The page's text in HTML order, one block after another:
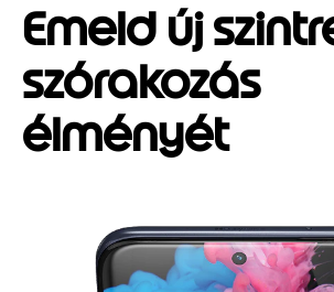
Emeld új
szórakozás
élményét